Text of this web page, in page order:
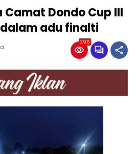
Camat Dondo Cup III
adu finalti
296